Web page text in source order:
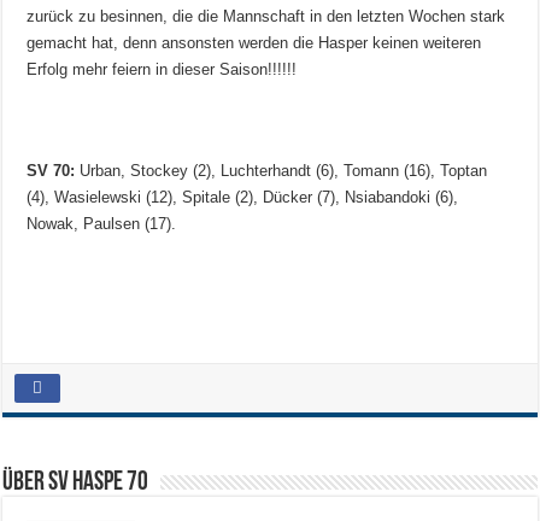
zurück zu besinnen, die die Mannschaft in den letzten Wochen stark
gemacht hat, denn ansonsten werden die Hasper keinen weiteren
Erfolg mehr feiern in dieser Saison!!!!!!
SV 70: Urban, Stockey (2), Luchterhandt (6), Tomann (16), Toptan
(4), Wasielewski (12), Spitale (2), Dücker (7), Nsiabandoki (6),
Nowak, Paulsen (17).
Über SV HASPE 70